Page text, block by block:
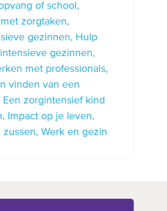
of school
zorgtaken
gezinnen
Hulp
gezinnen
met professionals
vinden van een
Een zorgintensief kind
Impact op je leven
zussen Werk en gezin